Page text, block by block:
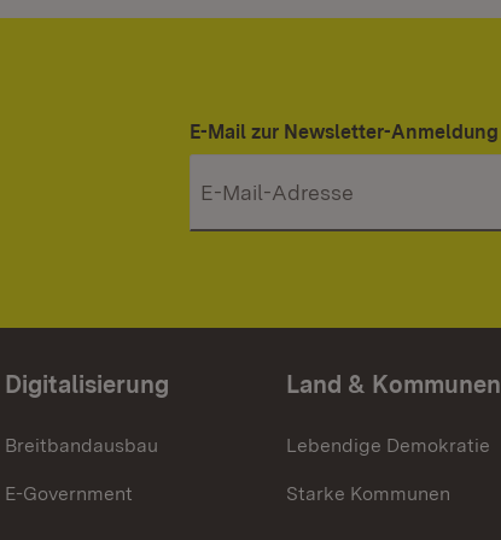
E-Mail zur Newsletter-Anmeldung
Digitalisierung
Breitbandausbau
E-Government
Land & Kommunen
Lebendige Demokratie
Starke Kommunen